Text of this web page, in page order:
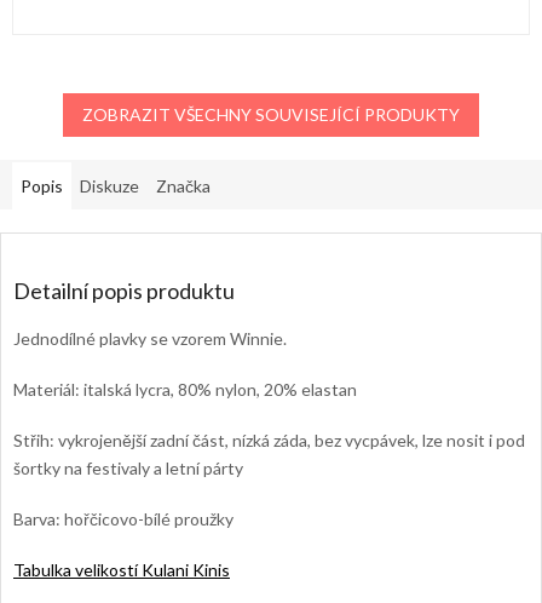
ZOBRAZIT VŠECHNY SOUVISEJÍCÍ PRODUKTY
Popis Diskuze Značka
Detailní popis produktu
Jednodílné plavky se vzorem Winnie.
Materiál: italská lycra, 80% nylon, 20% elastan
Střih: vykrojenější zadní část, nízká záda, bez vycpávek, lze nosit i pod
šortky na festivaly a letní párty
Barva: hořčicovo-bílé proužky
Tabulka velikostí Kulani Kinis